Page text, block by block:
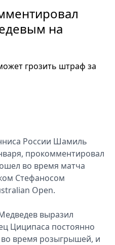
на
грозить штраф за
России Шамиль
прокомментировал
во время матча
Стефаносом
Open.
выразил
Циципаса постоянно
во время розыгрышей, и